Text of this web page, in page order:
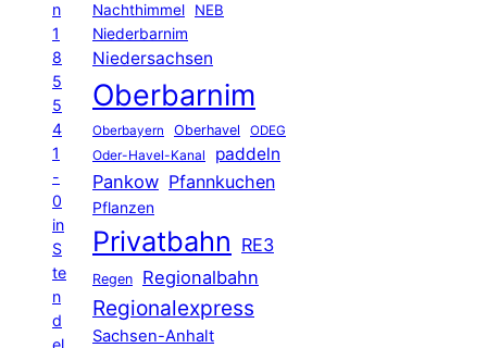
n
1
8
5
5
4
1
-
0
in
S
te
n
d
Nachthimmel
NEB
Niederbarnim
Niedersachsen
Oberbarnim
Oberbayern Oberhavel ODEG
Oder-Havel-Kanal paddeln
Pankow Pfannkuchen
Pflanzen
Privatbahn RE3
Regen Regionalbahn
Regionalexpress
Sachsen-Anhalt